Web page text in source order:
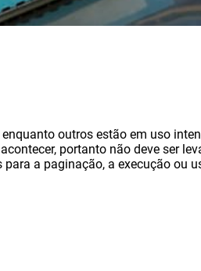
outros estão em uso
portanto não deve ser
a paginação, a execução ou